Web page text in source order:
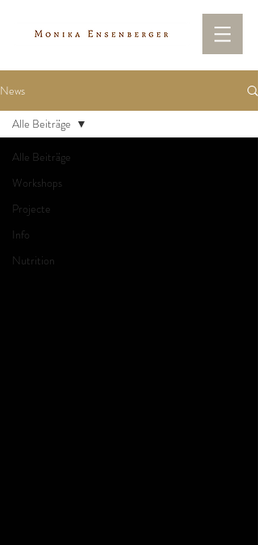
News
Alle Beiträge
Workshops
Projecte
Info
Nutrition
Alle Beiträge